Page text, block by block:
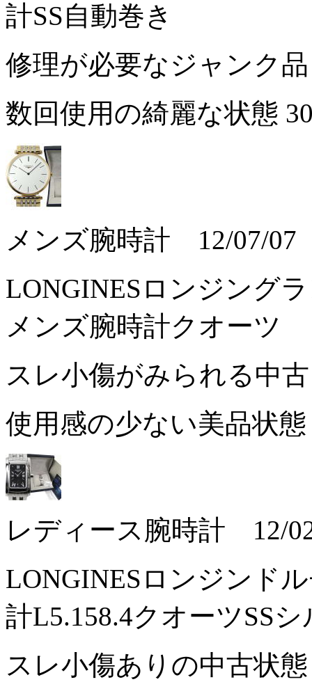
計SS自動巻き
修理が必要なジャンク
数回使用の綺麗な状態
メンズ腕時計 12/07/07
LONGINESロンジング
メンズ腕時計クオーツ
スレ小傷がみられる中
使用感の少ない美品状
レディース腕時計 12/
LONGINESロンジンド
計L5.158.4クオーツSS
スレ小傷ありの中古状